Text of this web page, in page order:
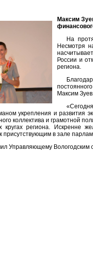
Максим
На
Несмотря
России и
региона.
Максим
укрепления и развития
коллектива и грамотной
региона. Искренне
присутствующим в зале
Управляющему